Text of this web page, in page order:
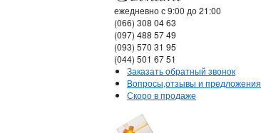
ежедневно с 9:00 до 21:00
(066) 308 04 63
(097) 488 57 49
(093) 570 31 95
(044) 501 67 51
Заказать обратный звонок
Вопросы,отзывы и предложения
Скоро в продаже